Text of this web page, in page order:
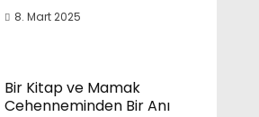
8. Mart 2025
Bir Kitap ve Mamak
Cehenneminden Bir Anı